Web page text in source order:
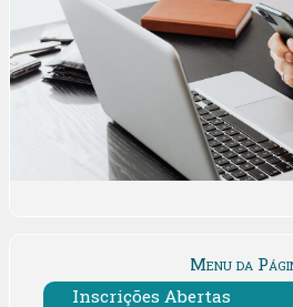
Menu da
Inscrições Abertas